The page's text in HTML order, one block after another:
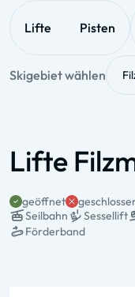
Lifte Pisten
Skigebiet wählen
Lifte
geöffnet
Seilbahn
Sessellift
Förderband